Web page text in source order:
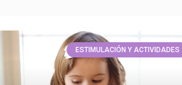
ESTIMULACIÓN Y ACTIVIDADES